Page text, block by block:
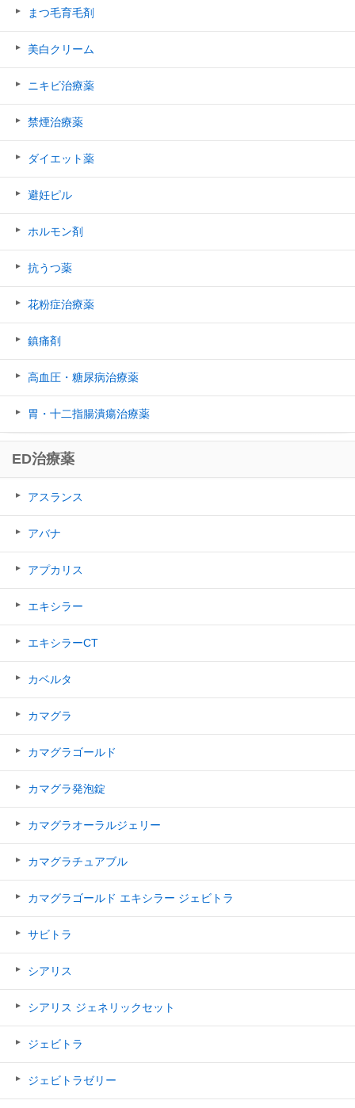
まつ毛育毛剤
美白クリーム
ニキビ治療薬
禁煙治療薬
ダイエット薬
避妊ピル
ホルモン剤
抗うつ薬
花粉症治療薬
鎮痛剤
高血圧・糖尿病治療薬
胃・十二指腸潰瘍治療薬
ED治療薬
アスランス
アバナ
アプカリス
エキシラー
エキシラーCT
カベルタ
カマグラ
カマグラゴールド
カマグラ発泡錠
カマグラオーラルジェリー
カマグラチュアブル
カマグラゴールド エキシラー ジェビトラ
サビトラ
シアリス
シアリス ジェネリックセット
ジェビトラ
ジェビトラゼリー